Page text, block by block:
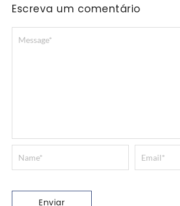
Escreva um comentário